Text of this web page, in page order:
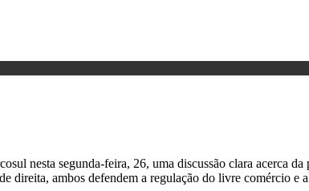
nesta segunda-feira, 26, uma discussão clara acerca
direita, ambos defendem a regulação do livre comércio e